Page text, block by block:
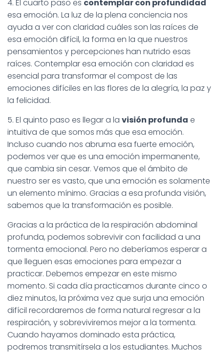
4. El cuarto paso es contemplar con profundidad
esa emoción. La luz de la plena conciencia nos
ayuda a ver con claridad cuáles son las raíces de
esa emoción difícil, la forma en la que nuestros
pensamientos y percepciones han nutrido esas
raíces. Contemplar esa emoción con claridad es
esencial para transformar el compost de las
emociones difíciles en las flores de la alegría, la paz y
la felicidad.
5. El quinto paso es llegar a la visión profunda e
intuitiva de que somos más que esa emoción.
Incluso cuando nos abruma esa fuerte emoción,
podemos ver que es una emoción impermanente,
que cambia sin cesar. Vemos que el ámbito de
nuestro ser es vasto, que una emoción es solamente
un elemento mínimo. Gracias a esa profunda visión,
sabemos que la transformación es posible.
Gracias a la práctica de la respiración abdominal
profunda, podemos sobrevivir con facilidad a una
tormenta emocional. Pero no deberíamos esperar a
que lleguen esas emociones para empezar a
practicar. Debemos empezar en este mismo
momento. Si cada día practicamos durante cinco o
diez minutos, la próxima vez que surja una emoción
difícil recordaremos de forma natural regresar a la
respiración, y sobreviviremos mejor a la tormenta.
Cuando hayamos dominado esta práctica,
podremos transmitírsela a los estudiantes. Muchos